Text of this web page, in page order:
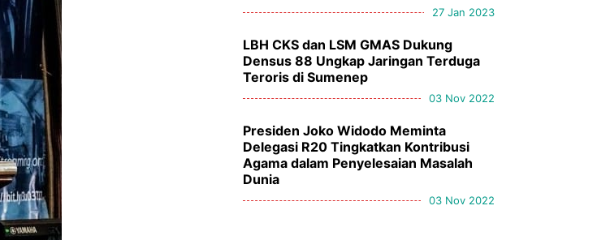
27 Jan 2023
LBH CKS dan LSM GMAS Dukung
Densus 88 Ungkap Jaringan Terduga
Teroris di Sumenep
03 Nov 2022
Presiden Joko Widodo Meminta
Delegasi R20 Tingkatkan Kontribusi
Agama dalam Penyelesaian Masalah
Dunia
03 Nov 2022